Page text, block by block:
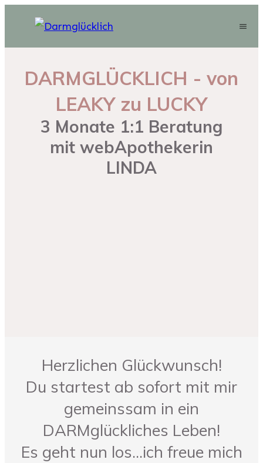
DARMGLÜCKLICH - von
LEAKY zu LUCKY
3 Monate 1:1 Beratung
mit webApothekerin
LINDA
Herzlichen Glückwunsch!
Du startest ab sofort mit mir
gemeinssam in ein
DARMglückliches Leben!
Es geht nun los...ich freue mich